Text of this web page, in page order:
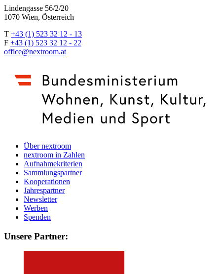
Lindengasse 56/2/20
1070 Wien, Österreich
T +43 (1) 523 32 12 - 13
F +43 (1) 523 32 12 - 22
office@nextroom.at
Über nextroom
nextroom in Zahlen
Aufnahmekriterien
Sammlungspartner
Kooperationen
Jahrespartner
Newsletter
Werben
Spenden
Unsere Partner: